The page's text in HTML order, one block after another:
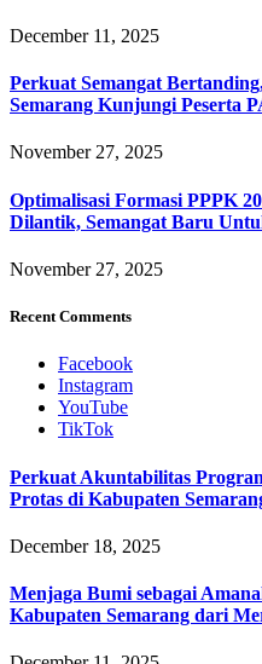
December 11, 2025
Perkuat Semangat
Semarang Kunjungi Peserta
November 27, 2025
Optimalisasi Formasi PPPK
Dilantik, Semangat Baru
November 27, 2025
Recent Comments
Facebook
Instagram
YouTube
TikTok
Perkuat Akuntabilitas
Protas di Kabupaten
December 18, 2025
Menjaga Bumi sebagai
Kabupaten Semarang dari